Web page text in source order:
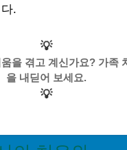
.
💡
을 겪고 계신가요? 가족
을 내딛어 보세요.
💡